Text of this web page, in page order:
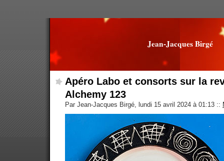
Jean-Jacques Birgé
Apéro Labo et consorts sur la
Alchemy 123
Par Jean-Jacques Birgé, lundi 15 avril 2024 à 01:13 ::